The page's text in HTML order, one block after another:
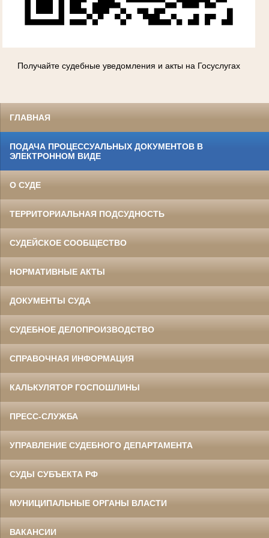
Получайте судебные уведомления и акты на Госуслугах
ГЛАВНАЯ
ПОДАЧА ПРОЦЕССУАЛЬНЫХ ДОКУМЕНТОВ В
ЭЛЕКТРОННОМ ВИДЕ
О СУДЕ
ТЕРРИТОРИАЛЬНАЯ ПОДСУДНОСТЬ
СУДЕЙСКОЕ СООБЩЕСТВО
НОРМАТИВНЫЕ АКТЫ
ДОКУМЕНТЫ СУДА
СУДЕБНОЕ ДЕЛОПРОИЗВОДСТВО
СПРАВОЧНАЯ ИНФОРМАЦИЯ
КАЛЬКУЛЯТОР ГОСПОШЛИНЫ
ПРЕСС-СЛУЖБА
УПРАВЛЕНИЕ СУДЕБНОГО ДЕПАРТАМЕНТА
СУДЫ СУБЪЕКТА РФ
МУНИЦИПАЛЬНЫЕ ОРГАНЫ ВЛАСТИ
ВАКАНСИИ